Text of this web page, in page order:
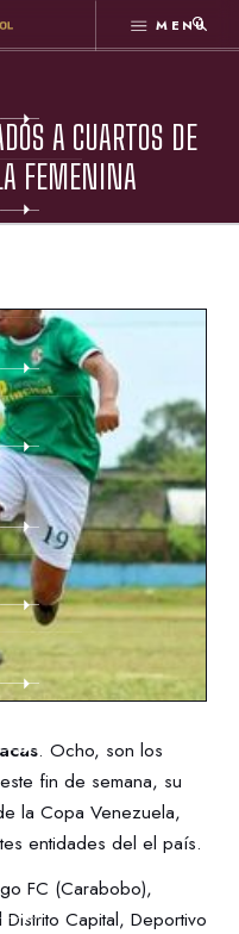
MENÚ
A CUARTOS DE
FEMENINA
. Ocho, son los
fin de semana, su
la Copa Venezuela,
entidades del el país.
FC (Carabobo),
Capital, Deportivo